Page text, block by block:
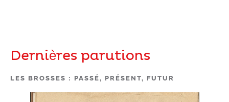
Dernières parutions
LES BROSSES : PASSÉ, PRÉSENT, FUTUR